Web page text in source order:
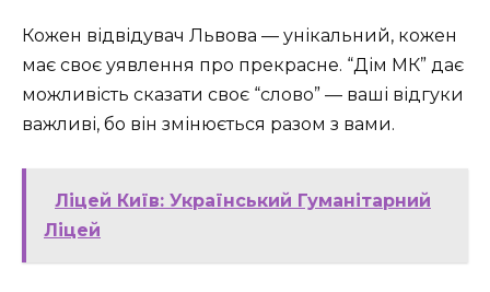
Кожен відвідувач Львова — унікальний, кожен
має своє уявлення про прекрасне. “Дім МК” дає
можливість сказати своє “слово” — ваші відгуки
важливі, бо він змінюється разом з вами.
Ліцей Київ: Український Гуманітарний
Ліцей